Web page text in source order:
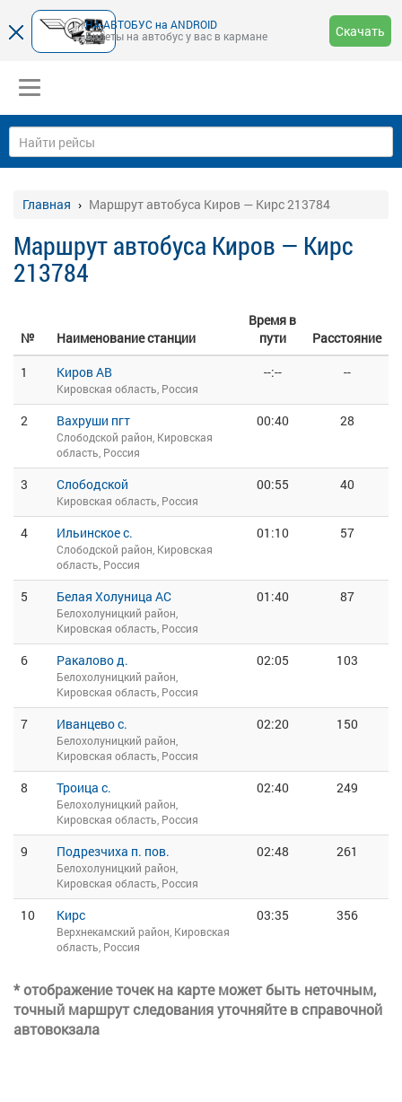
НА-АВТОБУС на ANDROID
Билеты на автобус у вас в кармане
Скачать
Главная Маршрут автобуса Киров — Кирс 213784
Маршрут автобуса Киров — Кирс
213784
№ Наименование станции
Время в
пути
Расстояние
1
Киров АВ
Кировская область, Россия
--:-- --
2 Вахруши пгт
Слободской район, Кировская
область, Россия
00:40 28
3 Слободской
Кировская область, Россия
00:55 40
4 Ильинское с.
Слободской район, Кировская
область, Россия
01:10 57
5 Белая Холуница АС
Белохолуницкий район,
Кировская область, Россия
01:40 87
6 Ракалово д.
Белохолуницкий район,
Кировская область, Россия
02:05 103
7 Иванцево с.
Белохолуницкий район,
Кировская область, Россия
02:20 150
8 Троица с.
Белохолуницкий район,
Кировская область, Россия
02:40 249
9 Подрезчиха п. пов.
Белохолуницкий район,
Кировская область, Россия
02:48 261
10 Кирс
Верхнекамский район, Кировская
область, Россия
03:35 356
* отображение точек на карте может быть неточным,
точный маршрут следования уточняйте в справочной
автовокзала